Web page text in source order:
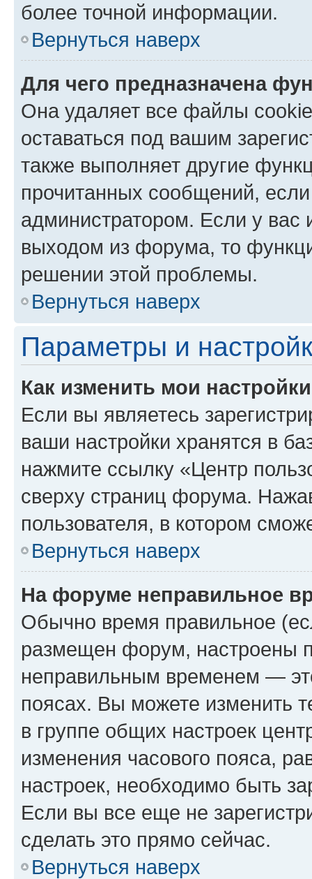
более точной информации.
Вернуться наверх
Для чего предназначена
Она удаляет все файлы
оставаться под вашим
также выполняет другие
прочитанных сообщений,
администратором. Если у
выходом из форума, то
решении этой проблемы.
Вернуться наверх
Параметры и
Как изменить мои
Если вы являетесь
ваши настройки хранятся в
нажмите ссылку «Центр
сверху страниц форума.
пользователя, в котором
Вернуться наверх
На форуме неправильное
Обычно время правильное
размещен форум, настроены
неправильным временем —
поясах. Вы можете изменить
в группе общих настроек
изменения часового пояса,
настроек, необходимо быть
Если вы все еще не
сделать это прямо сейчас.
Вернуться наверх